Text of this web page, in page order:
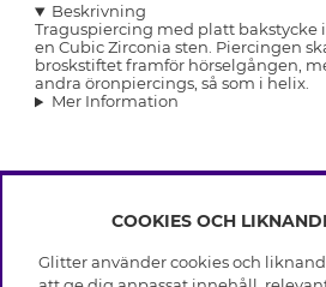
Beskrivning
Traguspiercing med platt bakstycke
en Cubic Zirconia sten. Piercingen
broskstiftet framför hörselgången,
andra öronpiercings, så som i helix.
Mer Information
INFO
Leverans
COOKIES OCH
Glitter använder cookies och